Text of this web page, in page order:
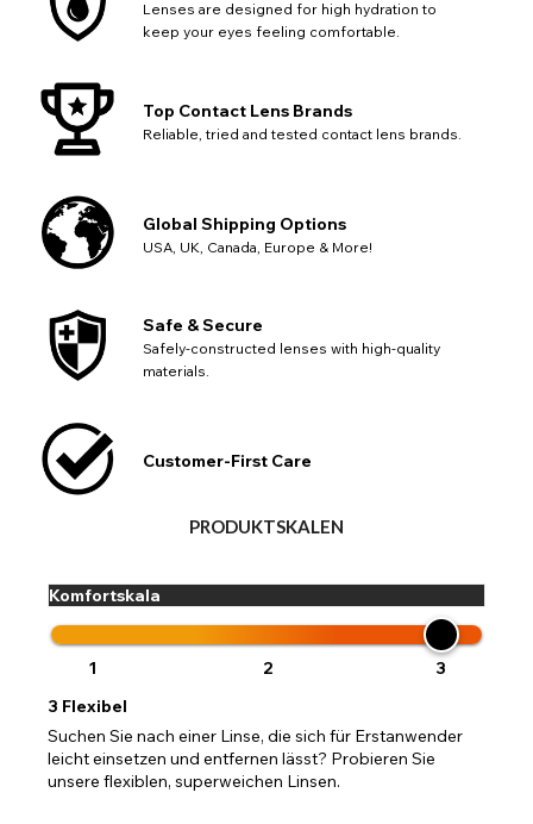
Lenses are designed for high hydration to
keep your eyes feeling comfortable.
Top Contact Lens Brands
Reliable, tried and tested contact lens brands.
Global Shipping Options
USA, UK, Canada, Europe & More!
Safe & Secure
Safely-constructed lenses with high-quality
materials.
Customer-First Care
PRODUKTSKALEN
Komfortskala
1 2
3
3 Flexibel
Suchen Sie nach einer Linse, die sich für Erstanwender
leicht einsetzen und entfernen lässt? Probieren Sie
unsere flexiblen, superweichen Linsen.
Sie Ihren Kauf fortsetzen.